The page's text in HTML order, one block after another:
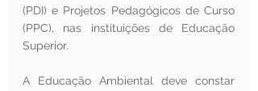
(PDI) e Projetos Pedagógicos de Curso
(PPC), nas instituições de Educação
Superior.
A Educação Ambiental deve constar